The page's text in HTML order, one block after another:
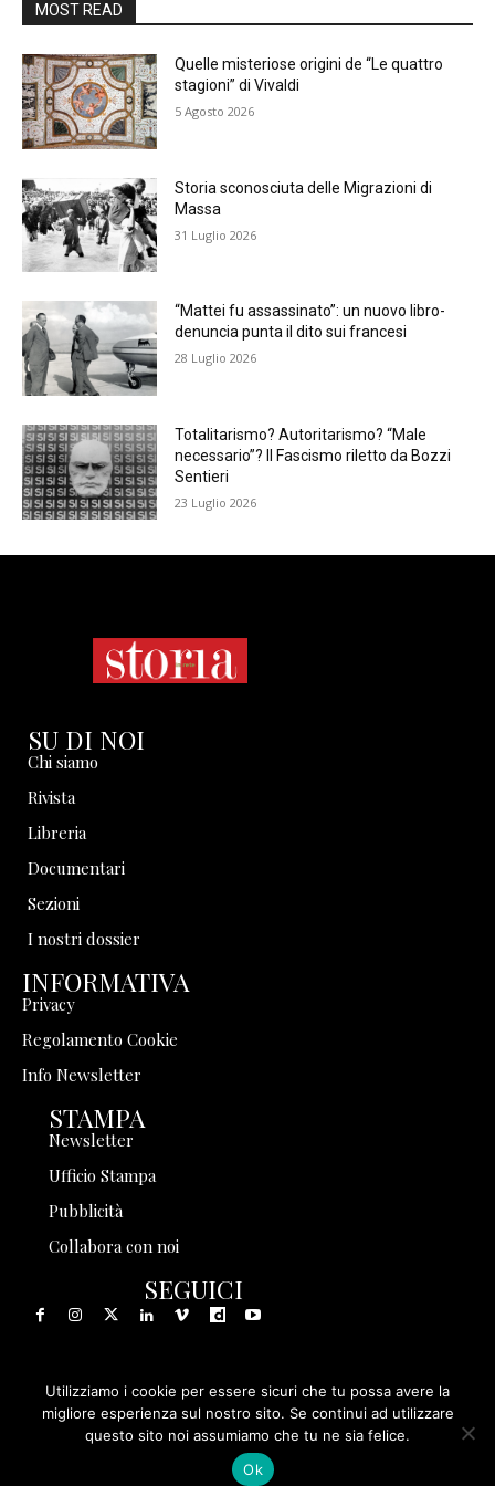
MOST READ
Quelle misteriose origini de “Le quattro
stagioni” di Vivaldi
5 Agosto 2026
Storia sconosciuta delle Migrazioni di
Massa
31 Luglio 2026
“Mattei fu assassinato”: un nuovo libro-
denuncia punta il dito sui francesi
28 Luglio 2026
Totalitarismo? Autoritarismo? “Male
necessario”? Il Fascismo riletto da Bozzi
Sentieri
23 Luglio 2026
SU DI NOI
Chi siamo
Rivista
Libreria
Documentari
Sezioni
I nostri dossier
INFORMATIVA
Privacy
Regolamento Cookie
Info Newsletter
STAMPA
Newsletter
Ufficio Stampa
Pubblicità
Collabora con noi
SEGUICI
© 1999 - 2025 Storia in Rete Srl - Tutti i diritti riservati - P.
IVA 08570971005
Utilizziamo i cookie per essere sicuri che tu possa avere la
migliore esperienza sul nostro sito. Se continui ad utilizzare
questo sito noi assumiamo che tu ne sia felice.
Ok